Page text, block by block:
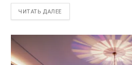
ЧИТАТЬ ДАЛЕЕ